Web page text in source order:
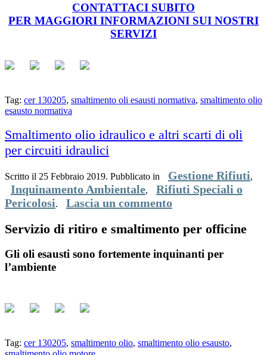
chimiciindustriali, prodotti di scarto della raffinazione del petrolio,
prodotti di scarto derivati dall’attività metallurgica, prodotti di scarto
dell’industria fotografica, solventi, oli esausti e tanto alto. Lo
smaltimento in questo caso specifico prevede la sistemazione degli
mischiarli con altri liquidi.
normativa che riguarda proprio la raccolta e lo smaltimento degli oli
usati di natura industriale e
privata.
superficie, in quelle sotterranee, in quelle marine e nelle
canalizzazioni. Chi non osserva i divieti sullo smaltimento oli
esausti, rischia l’arresto fino a due anni o l’ammenda da 2600 a
CONTATTACI SUBITO
PER MAGGIORI INFORMAZIONI SUI NOSTRI
SERVIZI
Tag: cer 130205, smaltimento oli esausti normativa, smaltimento olio
esausto normativa
Smaltimento olio idraulico e altri scarti di oli
per circuiti idraulici
Scritto il 25 Febbraio 2019. Pubblicato in Gestione Rifiuti,
Inquinamento Ambientale,
Rifiuti Speciali o
Pericolosi. Lascia un commento
Servizio di ritiro e smaltimento per officine
Gli oli esausti sono fortemente inquinanti per
l’ambiente
Tag: cer 130205, smaltimento olio, smaltimento olio esausto,